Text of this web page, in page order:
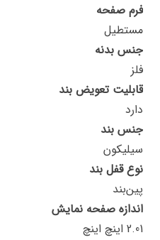
فرم صفحه
مستطیل
جنس بدنه
فلز
قابلیت تعویض بند
دارد
جنس بند
سیلیکون
نوع قفل بند
پین‌بند
اندازه صفحه نمایش
2.01 اینچ اینچ